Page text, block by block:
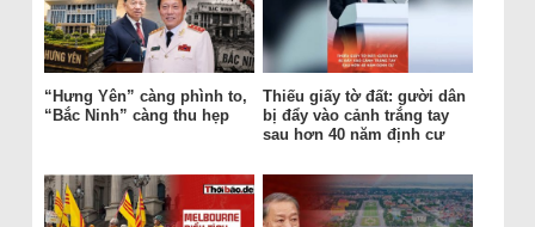
“Hưng Yên” càng phình to,
“Bắc Ninh” càng thu hẹp
Thiếu giấy tờ đất: gười dân
bị đẩy vào cảnh trắng tay
sau hơn 40 năm định cư